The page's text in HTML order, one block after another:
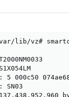
var/lib/vz#
5 000c50
SN03